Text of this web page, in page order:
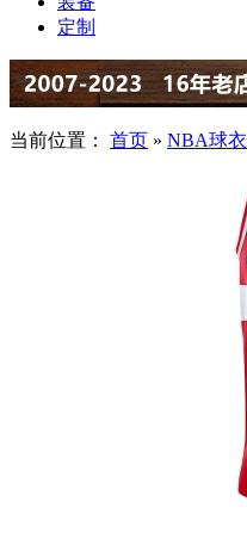
定制
当前位置： 首页 » NBA球衣